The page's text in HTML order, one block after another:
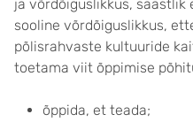
ja võrdõiguslikkus, säästlik
sooline võrdõiguslikkus,
põlisrahvaste kultuuride
toetama viit õppimise
õppida, et teada;